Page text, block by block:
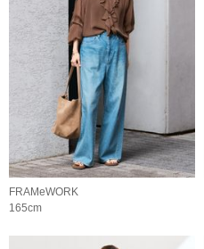
FRAMeWORK
165cm